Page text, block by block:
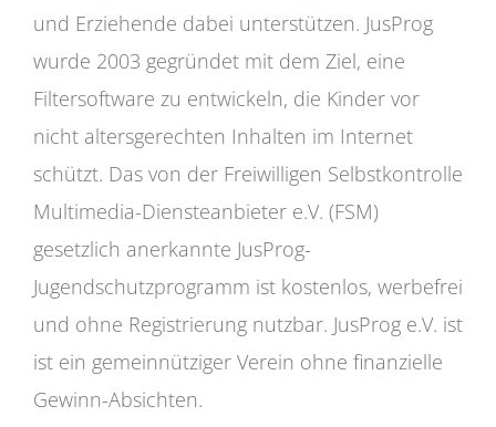
und Erziehende dabei unterstützen. JusProg
wurde 2003 gegründet mit dem Ziel, eine
Filtersoftware zu entwickeln, die Kinder vor
nicht altersgerechten Inhalten im Internet
schützt. Das von der Freiwilligen Selbstkontrolle
Multimedia-Diensteanbieter e.V. (FSM)
gesetzlich anerkannte JusProg-
Jugendschutzprogramm ist kostenlos, werbefrei
und ohne Registrierung nutzbar. JusProg e.V. ist
ist ein gemeinnütziger Verein ohne finanzielle
Gewinn-Absichten.